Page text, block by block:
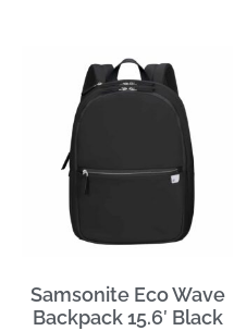
Samsonite Eco Wave
Backpack 15.6′ Black